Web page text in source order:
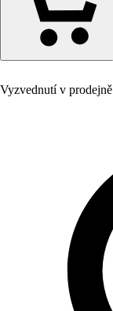
Vyzvednutí v